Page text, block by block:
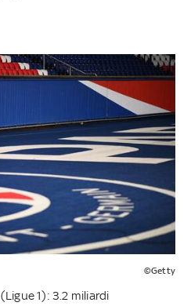
©Getty
(Ligue 1): 3.2 miliardi